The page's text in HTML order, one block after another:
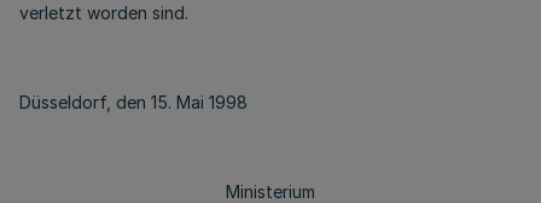
verletzt worden sind.
Düsseldorf, den 15. Mai 1998
Ministerium